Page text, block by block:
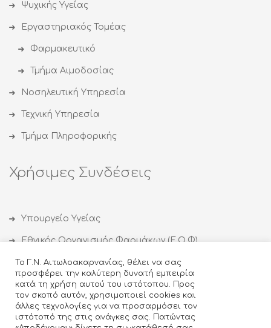
Ψυχικής Υγείας
Εργαστηριακός Τομέας
Φαρμακευτικό
Τμήμα Αιμοδοσίας
Νοσηλευτική Υπηρεσία
Τεχνική Υπηρεσία
Τμήμα Πληροφορικής
Χρήσιμες Συνδέσεις
Υπουργείο Υγείας
Εθνικός Οργανισμός Φαρμάκων (Ε.Ο.Φ)
Εθνικός Οργανισμός Δημόσιας Υγείας (ΕΟΔΥ)
Οργανισμός κατά των Ναρκωτικών (ΟΚΑΝΑ)
Ιατρικός Σύλλογος Αγρινίου
Το Γ.Ν. Αιτωλοακαρνανίας, θέλει να σας
προσφέρει την καλύτερη δυνατή εμπειρία
κατά τη χρήση αυτού του ιστότοπου. Προς
τον σκοπό αυτόν, χρησιμοποιεί cookies και
άλλες τεχνολογίες για να προσαρμόσει τον
ιστότοπό της στις ανάγκες σας. Πατώντας